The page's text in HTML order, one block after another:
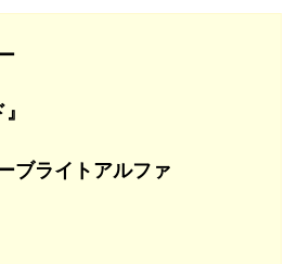
ブライトアルファ